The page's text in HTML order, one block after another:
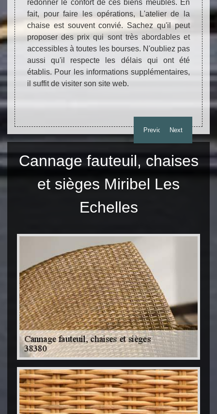
Previous
de la
en
les
redonner le confort de ces biens meubles. En
fait, pour faire les opérations, L'atelier de la
chaise est souvent convié. Sachez qu'il peut
proposer des prix qui sont très abordables et
accessibles à toutes les bourses. N'oubliez pas
aussi qu'il respecte les délais qui ont été
établis. Pour les informations supplémentaires,
il suffit de visiter son site web.
fait,
avec
Next
Cannage fauteuil, chaises
et sièges Miribel Les
Echelles